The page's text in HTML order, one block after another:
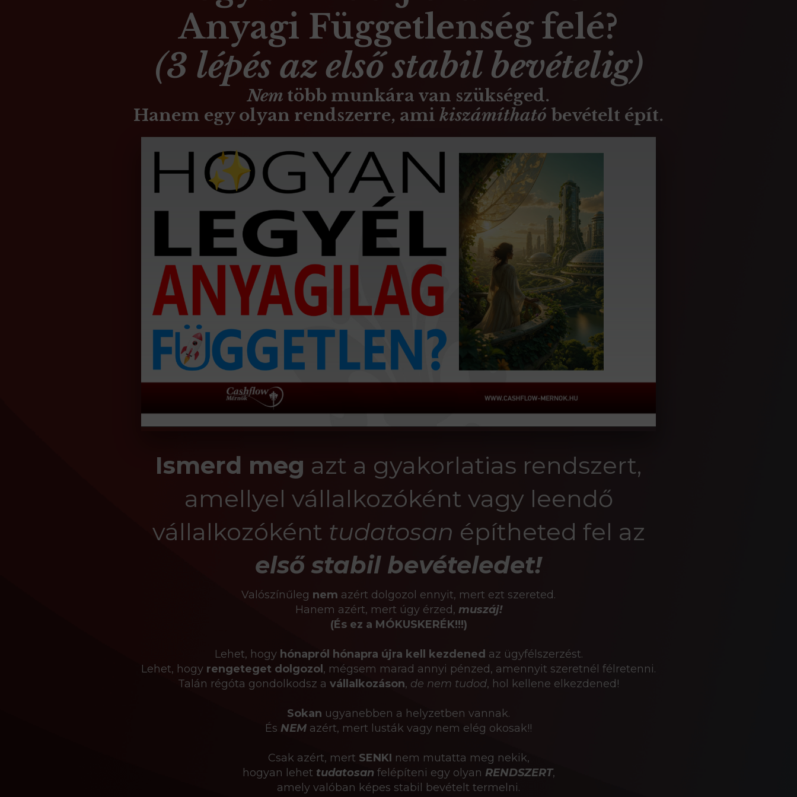
Anyagi Függetlenség felé?
(3 lépés az első stabil bevételig)
Nem több munkára van szükséged.
Hanem egy olyan rendszerre, ami kiszámítható bevételt épít.
Ismerd meg azt a gyakorlatias rendszert,
amellyel vállalkozóként vagy leendő
vállalkozóként tudatosan építheted fel az
első stabil bevételedet!
Valószínűleg nem azért dolgozol ennyit, mert ezt szereted.
Hanem azért, mert úgy érzed, muszáj!
(És ez a MÓKUSKERÉK!!!)
Lehet, hogy hónapról hónapra újra kell kezdened az ügyfélszerzést.
Lehet, hogy rengeteget dolgozol , mégsem marad annyi pénzed, amennyit szeretnél félretenni.
Talán régóta gondolkodsz a vállalkozáson, de nem tudod, hol kellene elkezdened!
Sokan ugyanebben a helyzetben vannak.
És NEM azért, mert lusták vagy nem elég okosak!!
Csak azért, mert SENKI nem mutatta meg nekik,
hogyan lehet tudatosan felépíteni egy olyan RENDSZERT,
amely valóban képes stabil bevételt termelni.